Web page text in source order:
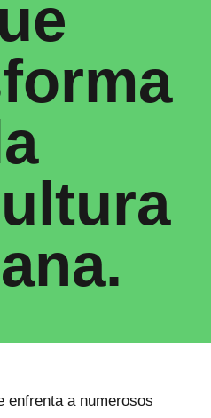
enfrenta a numerosos